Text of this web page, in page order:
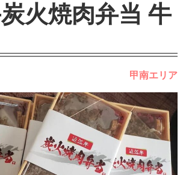
火焼肉弁当 牛
甲南エリア